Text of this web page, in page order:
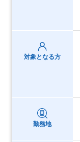
対象となる方
勤務地